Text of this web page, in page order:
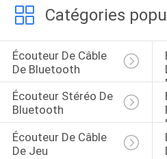
Catégories
Écouteur De Câble
De Bluetooth
Écouteur Stéréo De
Bluetooth
Écouteur De Câble
De Jeu